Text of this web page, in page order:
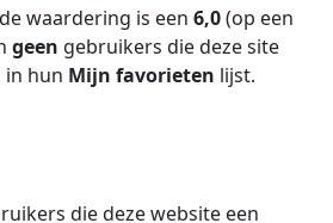
waardering is een 6,0(op een
geen gebruikers die deze site
in hun Mijn favorieten lijst.
die deze website een